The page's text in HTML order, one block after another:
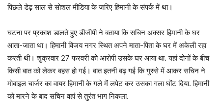
पिछले डेढ़ साल से सोशल मीडिया के जरिए हिमानी के संपर्क में था।
घटना पर प्रकाश डालते हुए डीजीपी ने बताया कि सचिन अक्सर हिमानी के घर
आता-जाता था। हिमानी विजय नगर स्थित अपने माता-पिता के घर में अकेली रहा
करती थी। शुक्रवार 27 फरवरी को आरोपी उसके घर आया था. यहां दोनों के बीच
किसी बात को लेकर बहस हो गई। बात इतनी बढ़ गई कि गुस्से में आकर सचिन ने
मोबाइल चार्जर का वायर हिमानी के गले में लपेट कर उसका गला घोंट दिया. हिमानी
को मारने के बाद सचिन वहां से तुरंत भाग निकला.